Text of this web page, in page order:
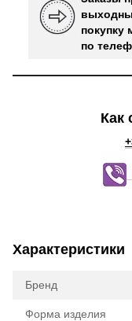
покупку
по
Как
Характеристики
Бренд
Форма изделия